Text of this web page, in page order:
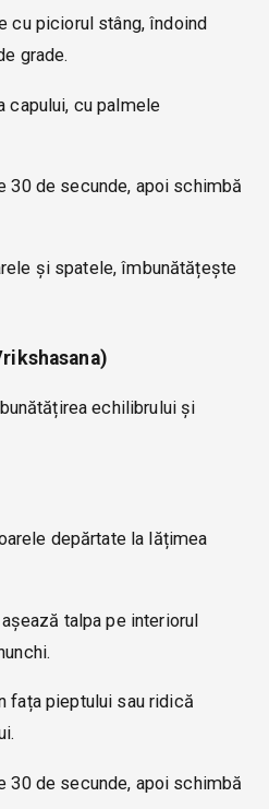
cu piciorul stâng, îndoind
grade.
capului, cu palmele
30 de secunde, apoi schimbă
și spatele, îmbunătățește
echilibrului și
depărtate la lățimea
talpa pe interiorul
fața pieptului sau ridică
30 de secunde, apoi schimbă